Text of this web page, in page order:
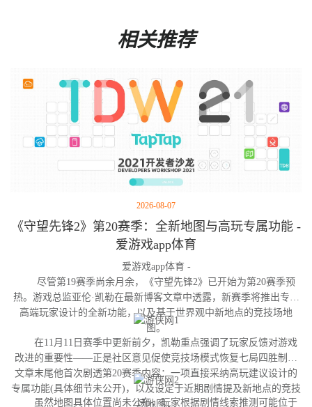
相关推荐
2026-08-07
《守望先锋2》第20赛季：全新地图与高玩专属功能 -
爱游戏app体育
爱游戏app体育 -
尽管第19赛季尚余月余，《守望先锋2》已开始为第20赛季预
热。游戏总监亚伦·凯勒在最新博客文章中透露，新赛季将推出专为
高端玩家设计的全新功能，以及基于世界观中新地点的竞技场地
图。
在11月11日赛季中更新前夕，凯勒重点强调了玩家反馈对游戏
改进的重要性——正是社区意见促使竞技场模式恢复七局四胜制。
文章末尾他首次剧透第20赛季内容：一项直接采纳高玩建议设计的
专属功能(具体细节未公开)，以及设定于近期剧情提及新地点的竞技
场地图。
虽然地图具体位置尚未公布，玩家根据剧情线索推测可能位于